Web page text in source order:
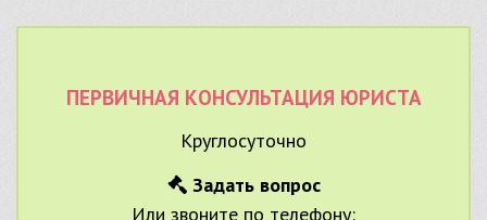
ПЕРВИЧНАЯ КОНСУЛЬТАЦИЯ ЮРИСТА
Круглосуточно
Задать вопрос
Или звоните по телефону: